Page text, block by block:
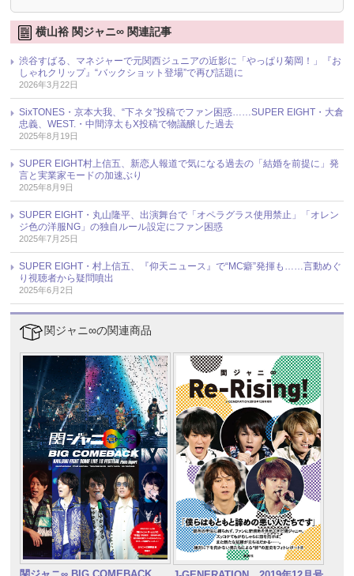
横山裕 関ジャニ∞ 関連記事
渋谷すばる、マネジャーで元関西ジュニアの近影に「やっぱり菊岡！」『お
しゃれクリップ』“バックショット登場”で再び話題に
2026年3月22日
SixTONES・京本大我、“下ネタ”投稿でファン困惑……SUPER EIGHT・大倉
忠義、WEST.・中間淳太もX投稿で物議醸した過去
2025年8月19日
SUPER EIGHT村上信五、新恋人報道で気になる過去の「結婚を前提に」発
言と実業家モードの加速ぶり
2025年8月9日
SUPER EIGHT・丸山隆平、出演舞台で「オペラグラス使用禁止」「オレン
ジ色の洋服NG」の独自ルール設定にファン困惑
2025年7月25日
SUPER EIGHT・村上信五、『仰天ニュース』で“MC癖”発揮も……言動めぐ
り視聴者から疑問噴出
2025年6月2日
関ジャニ∞の関連商品